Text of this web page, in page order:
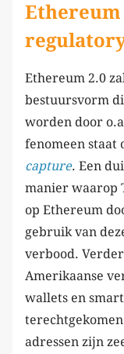
Ethereum
Ethereum 2.0
bestuursvorm
worden door
fenomeen staat
capture. Een
manier waarop
op Ethereum
gebruik van
verbood.
Amerikaanse
wallets en
adressen zijn